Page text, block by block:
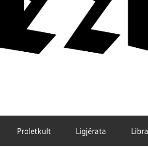
Proletkult Ligjërata